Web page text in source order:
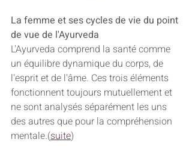
La femme et ses cycles de vie du point
de vue de l'Ayurveda
L'Ayurveda comprend la santé comme
un équilibre dynamique du corps, de
l'esprit et de l'âme. Ces trois éléments
fonctionnent toujours mutuellement et
ne sont analysés séparément les uns
des autres que pour la compréhension
mentale.(suite)